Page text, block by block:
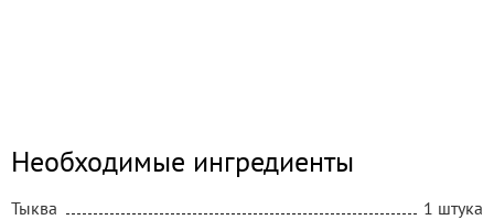
Необходимые ингредиенты
Тыква 1 штука